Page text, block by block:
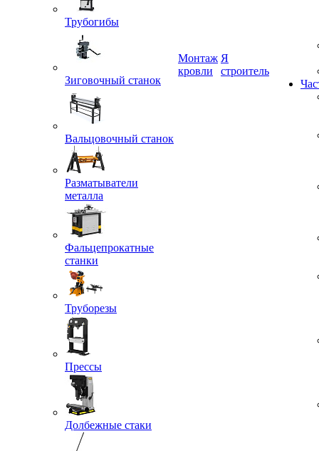
Трубогибы
Зиговочный станок
Вальцовочный станок
Разматыватели
металла
Фальцепрокатные
станки
Труборезы
Прессы
Долбежные стаки
Монтаж
Я